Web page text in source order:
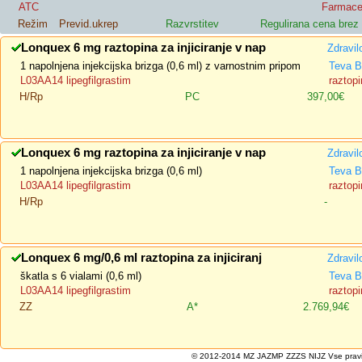
ATC
Režim
Previd.ukrep Razvrstitev Regulirana cena brez
Lonquex 6 mg raztopina za injiciranje v nap
1 napolnjena injekcijska brizga (0,6 ml) z varnostnim pripom
Teva
L03AA14 lipegfilgrastim
H/Rp
PC 397,00€
Lonquex 6 mg raztopina za injiciranje v nap
1 napolnjena injekcijska brizga (0,6 ml)
Teva
L03AA14 lipegfilgrastim
H/Rp
-
Lonquex 6 mg/0,6 ml raztopina za injiciranj
škatla s 6 vialami (0,6 ml)
Teva
L03AA14 lipegfilgrastim
ZZ
A* 2.769,94€
© 2012-2014 MZ JAZMP ZZZS NIJZ Vse